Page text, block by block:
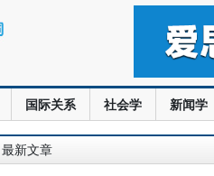
国际关系 社会学 新闻学
最新文章